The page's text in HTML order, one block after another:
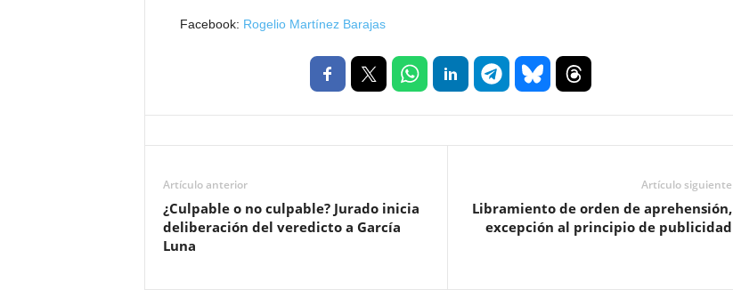
Facebook: Rogelio Martínez Barajas
Artículo anterior
¿Culpable o no culpable? Jurado inicia
deliberación del veredicto a García
Luna
Artículo siguiente
Libramiento de orden de aprehensión,
excepción al principio de publicidad